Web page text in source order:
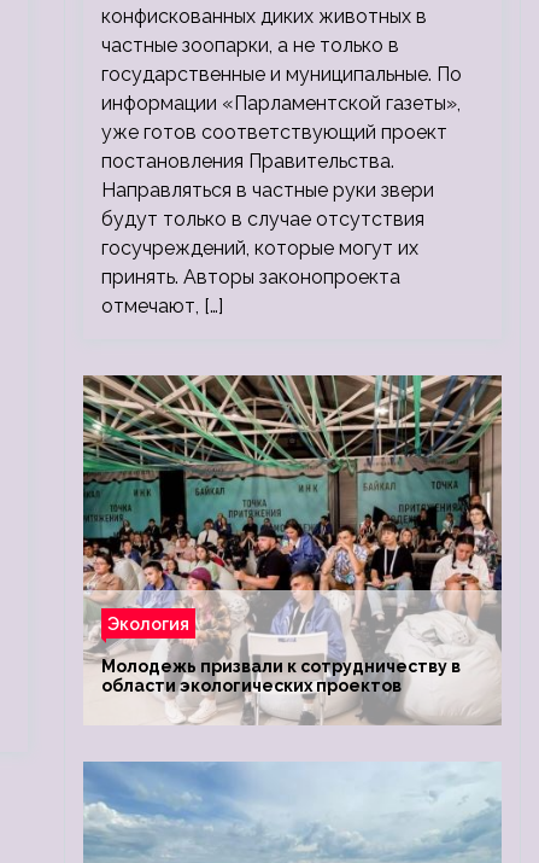
конфискованных диких животных в
частные зоопарки, а не только в
государственные и муниципальные. По
информации «Парламентской газеты»,
уже готов соответствующий проект
постановления Правительства.
Направляться в частные руки звери
будут только в случае отсутствия
госучреждений, которые могут их
принять. Авторы законопроекта
отмечают, […]
Экология
Молодежь призвали к сотрудничеству в
области экологических проектов